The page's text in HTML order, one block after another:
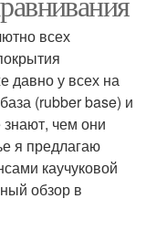
всех
давно у всех на
(rubber base) и
знают, чем они
я предлагаю
каучуковой
обзор в